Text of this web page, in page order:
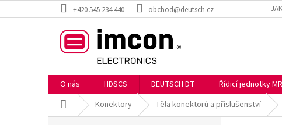
na
+420 545 234 440 obchod@deutsch.cz
O nás HDSCS DEUTSCH DT Řídicí jednotky
Domů Konektory Těla konektorů a příslušenství